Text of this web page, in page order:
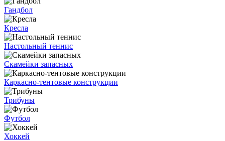
Гандбол
Кресла
Настольный теннис
Скамейки запасных
Каркасно-тентовые конструкции
Трибуны
Футбол
Хоккей